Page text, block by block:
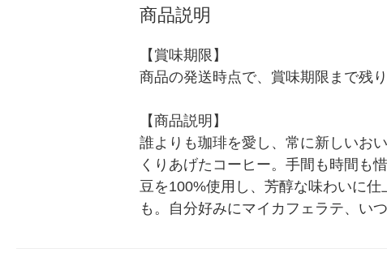
商品説明
【賞味期限】
商品の発送時点で、賞味期限まで残
【商品説明】
誰よりも珈琲を愛し、常に新しいお
くりあげたコーヒー。手間も時間も
豆を100%使用し、芳醇な味わいに
も。自分好みにマイカフェラテ、い